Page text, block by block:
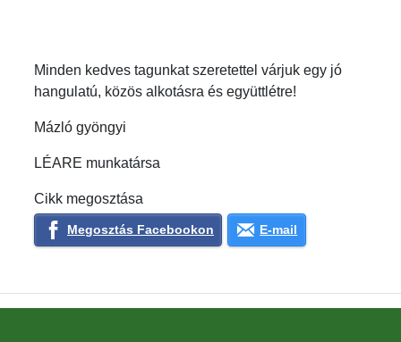
Minden kedves tagunkat szeretettel várjuk egy jó
hangulatú, közös alkotásra és együttlétre!
Mázló gyöngyi
LÉARE munkatársa
Cikk megosztása
Megosztás Facebookon E-mail